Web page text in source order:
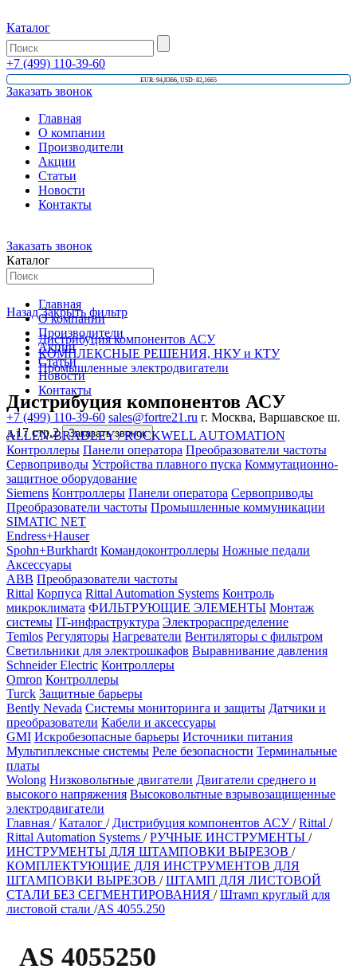
Каталог
+7 (499) 110-39-60
EUR: 94,8366, USD: 82,1665
Заказать звонок
Главная
О компании
Производители
Акции
Статьи
Новости
Контакты
Заказать звонок
Каталог
Главная
О компании
Производители
Акции
Статьи
Новости
Контакты
+7 (499) 110-39-60 sales@fortre21.ru г. Москва, Варшавское ш.
д.17 стр.2
Заказать звонок
Назад Закрыть фильтр
Дистрибуция компонентов АСУ
КОМПЛЕКСНЫЕ РЕШЕНИЯ, НКУ и КТУ
Промышленные электродвигатели
Дистрибуция компонентов АСУ
ALLEN-BRADLEY / ROCKWELL AUTOMATION
Контроллеры Панели оператора Преобразователи частоты
Сервоприводы Устройства плавного пуска Коммутационно-
защитное оборудование
Siemens Контроллеры Панели оператора Сервоприводы
Преобразователи частоты Промышленные коммуникации
SIMATIC NET
Endress+Hauser
Spohn+Burkhardt Командоконтроллеры Ножные педали
Аксессуары
ABB Преобразователи частоты
Rittal Корпуса Rittal Automation Systems Контроль
микроклимата ФИЛЬТРУЮЩИЕ ЭЛЕМЕНТЫ Монтаж
системы IT-инфраструктура Электрораспределение
Temlos Регуляторы Нагреватели Вентиляторы с фильтром
Светильники для электрошкафов Выравнивание давления
Schneider Electric Контроллеры
Omron Контроллеры
Turck Защитные барьеры
Bently Nevada Системы мониторинга и защиты Датчики и
преобразователи Кабели и аксессуары
GMI Искробезопасные барьеры Источники питания
Мультиплексные системы Реле безопасности Терминальные
платы
Wolong Низковольтные двигатели Двигатели среднего и
высокого напряжения Высоковольтные взрывозащищенные
электродвигатели
Главная / Каталог / Дистрибуция компонентов АСУ / Rittal /
Rittal Automation Systems / РУЧНЫЕ ИНСТРУМЕНТЫ /
ИНСТРУМЕНТЫ ДЛЯ ШТАМПОВКИ ВЫРЕЗОВ /
КОМПЛЕКТУЮЩИЕ ДЛЯ ИНСТРУМЕНТОВ ДЛЯ
ШТАМПОВКИ ВЫРЕЗОВ / ШТАМП ДЛЯ ЛИСТОВОЙ
СТАЛИ БЕЗ СЕГМЕНТИРОВАНИЯ / Штамп круглый для
листовой стали /AS 4055.250
AS 4055250